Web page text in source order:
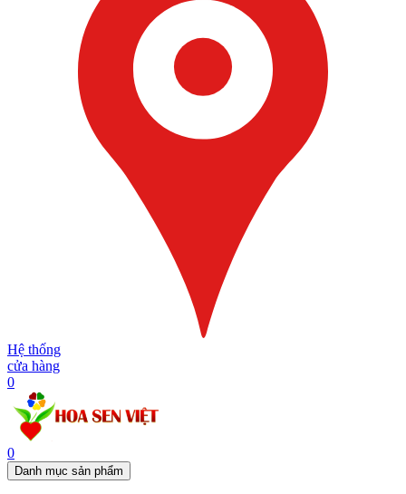
Hệ thống
cửa hàng
0
0
Danh mục sản phẩm